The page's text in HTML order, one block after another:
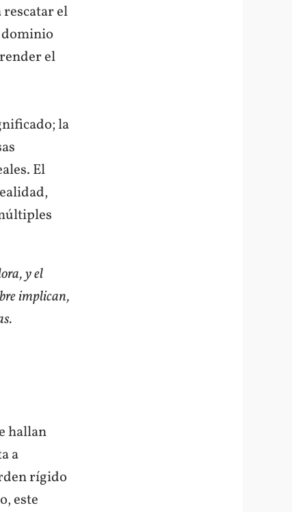
rescatar el
dominio
el
la
El
y el
implican,
hallan
a
rígido
este